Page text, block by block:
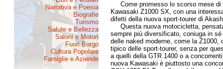
Come promesso lo scorso mese di
Kawasaki Z1000 SX, con una
difetti della nuova sport-tourer di
Questa nuova motocicletta,
sempre più diversificato, coniuga in
delle naked moderne, come la
tipico delle sport-tourer, senza per
a quelli della GTR 1400 o a
nuova Kawasaki è piuttosto una